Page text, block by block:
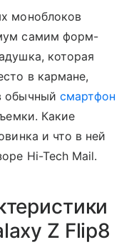
моноблоков
самим форм-
которая
в кармане,
обычный смартфон
Какие
и что в ней
Hi-Tech Mail.
Z Flip8